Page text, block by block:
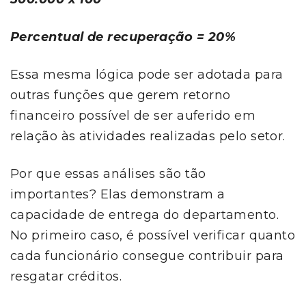
Percentual de recuperação = 20%
Essa mesma lógica pode ser adotada para
outras funções que gerem retorno
financeiro possível de ser auferido em
relação às atividades realizadas pelo setor.
Por que essas análises são tão
importantes? Elas demonstram a
capacidade de entrega do departamento.
No primeiro caso, é possível verificar quanto
cada funcionário consegue contribuir para
resgatar créditos.